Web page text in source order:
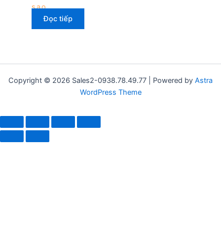
sao
Đọc tiếp
Copyright © 2026 Sales2-0938.78.49.77 | Powered by Astra
WordPress Theme